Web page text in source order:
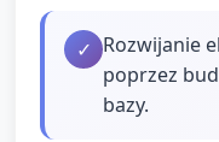
✓ Rozwijanie
poprzez
bazy.